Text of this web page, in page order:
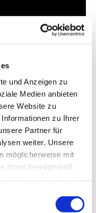
und Anzeigen zu
Medien anbieten
Website zu
zu Ihrer
Partner für
weiter. Unsere
möglicherweise mit
ihnen bereitgestellt